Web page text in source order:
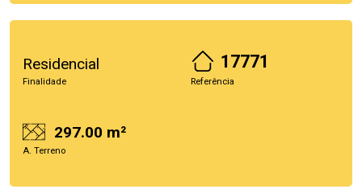
Residencial
Finalidade
17771
Referência
297.00 m²
A. Terreno